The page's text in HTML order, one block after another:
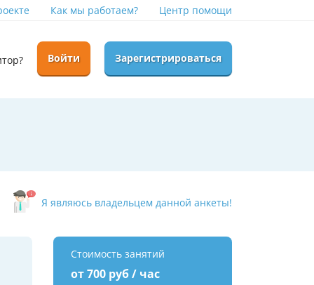
Как мы работаем? Центр помощи
Войти Зарегистрироваться
Я являюсь владельцем данной анкеты!
Стоимость занятий
от 700 руб / час